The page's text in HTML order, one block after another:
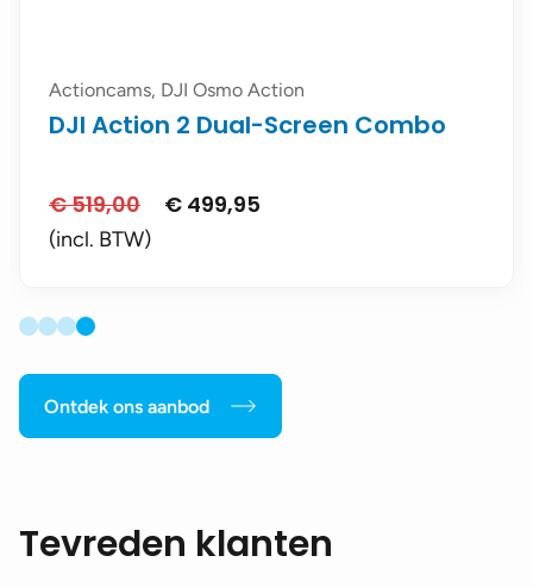
Actioncams, DJI Osmo Action
DJI Action 2 Dual-Screen Combo
€519,00
Oorspronkelijke
€ 499,95
(incl. BTW)
Ontdek ons aanbod
Tevreden klanten